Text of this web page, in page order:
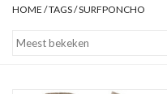
HOME /TAGS/SURFPONCHO